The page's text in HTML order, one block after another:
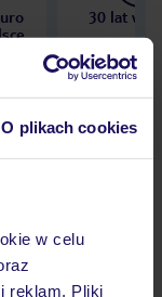
O plikach cookies
w celu
reklam. Pliki
30 lat w